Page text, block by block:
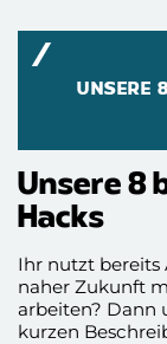
Dabei gehen
schauen uns
beschäftigen
UNSERE
Unsere 8
Hacks
Ihr nutzt bereits
naher Zukunft
arbeiten? Dann
kurzen